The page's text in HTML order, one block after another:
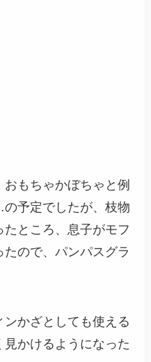
もちゃかぼちゃと例
予定でしたが、枝物
ところ、息子がモフ
たので、パンパスグラ
かざとしても使える
かけるようになった